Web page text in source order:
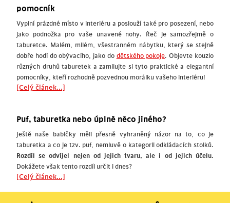
pomocník
Vyplní prázdné místo v interiéru a poslouží také pro posezení, nebo
jako podnožka pro vaše unavené nohy. Řeč je samozřejmě o
taburetce. Malém, milém, všestranném nábytku, který se stejně
dobře hodí do obývacího, jako do dětského pokoje. Objevte kouzlo
různých druhů taburetek a zamilujte si tyto praktické a elegantní
pomocníky, kteří rozhodně pozvednou morálku vašeho interiéru!
[Celý článek...]
Puf, taburetka nebo úplně něco jiného?
Ještě naše babičky měli přesně vyhraněný názor na to, co je
taburetka a co je tzv. puf, nemluvě o kategorii odkládacích stolků.
Rozdíl se odvíjel nejen od jejich tvaru, ale i od jejich účelu.
Dokážete však tento rozdíl určit i dnes?
[Celý článek...]